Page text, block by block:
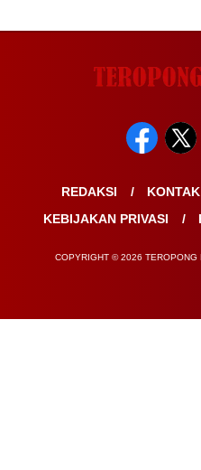
REDAKSI KONTAK
KEBIJAKAN PRIVASI
COPYRIGHT © 2026 TEROPONG